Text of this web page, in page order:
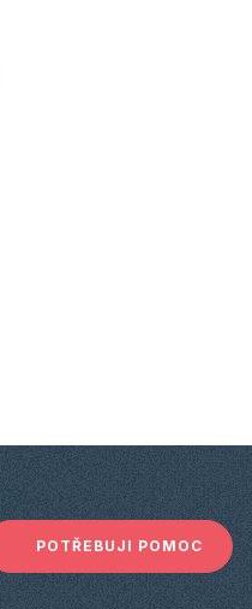
POTŘEBUJI POMOC